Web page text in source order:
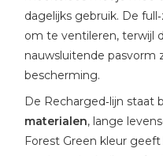
dagelijks gebruik. De
om te ventileren, terwijl
nauwsluitende pasvorm
bescherming.
De Recharged‑lijn staat
materialen, lange
Forest Green kleur